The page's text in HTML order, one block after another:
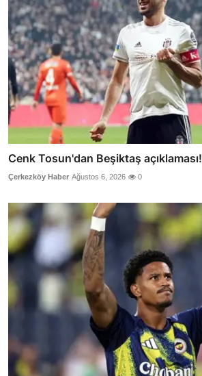
Cenk Tosun'dan Beşiktaş açıklaması!
Çerkezköy Haber Ağustos 6, 2026 0